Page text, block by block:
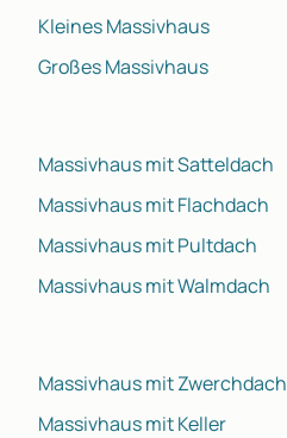
Kleines Massivhaus
Großes Massivhaus
Massivhaus mit Satteldach
Massivhaus mit Flachdach
Massivhaus mit Pultdach
Massivhaus mit Walmdach
Massivhaus mit Zwerchdach
Massivhaus mit Keller